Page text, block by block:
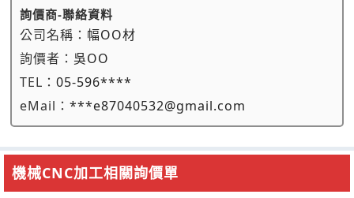
詢價商-聯絡資料
公司名稱： 幅OO材
詢價者： 吳OO
TEL： 05-596****
eMail： ***e87040532@gmail.com
機械CNC加工相關詢價單